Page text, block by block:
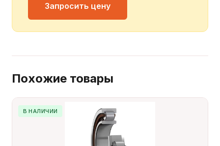
Запросить цену
Похожие товары
В НАЛИЧИИ